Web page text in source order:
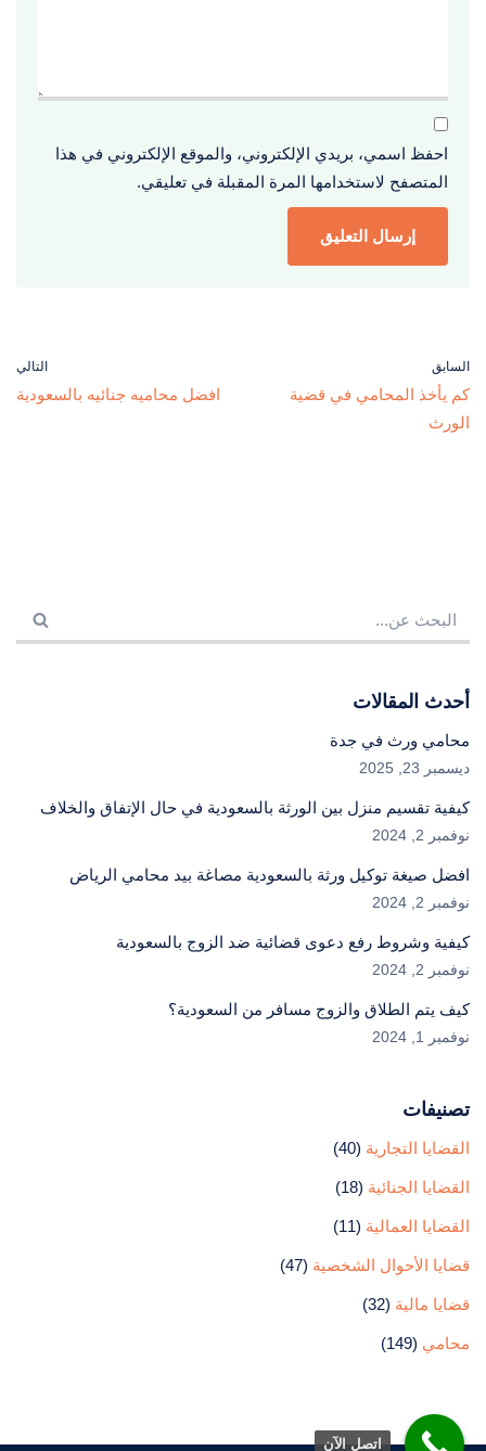
احفظ اسمي، بريدي الإلكتروني، والموقع الإلكتروني في هذا
المتصفح لاستخدامها المرة المقبلة في تعليقي.
السابق
كم يأخذ المحامي في قضية
الورث
التالي
افضل محاميه جنائيه بالسعودية
أحدث المقالات
محامي ورث في جدة
ديسمبر 23, 2025
كيفية تقسيم منزل بين الورثة بالسعودية في حال الإتفاق والخلاف
نوفمبر 2, 2024
افضل صيغة توكيل ورثة بالسعودية مصاغة بيد محامي الرياض
نوفمبر 2, 2024
كيفية وشروط رفع دعوى قضائية ضد الزوج بالسعودية
نوفمبر 2, 2024
كيف يتم الطلاق والزوج مسافر من السعودية؟
نوفمبر 1, 2024
تصنيفات
القضايا التجارية (40)
القضايا الجنائية (18)
القضايا العمالية (11)
قضايا الأحوال الشخصية (47)
قضايا مالية (32)
محامي (149)
اتصل الآن